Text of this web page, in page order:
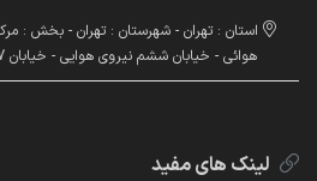
استان : تهران - شهرستان : تهران - بخش :
هوائی - خیابان ششم نیروی هوایی - خیابان 5/37 - پلاک : 5.0 - طبقه : 1
لینک های مفید